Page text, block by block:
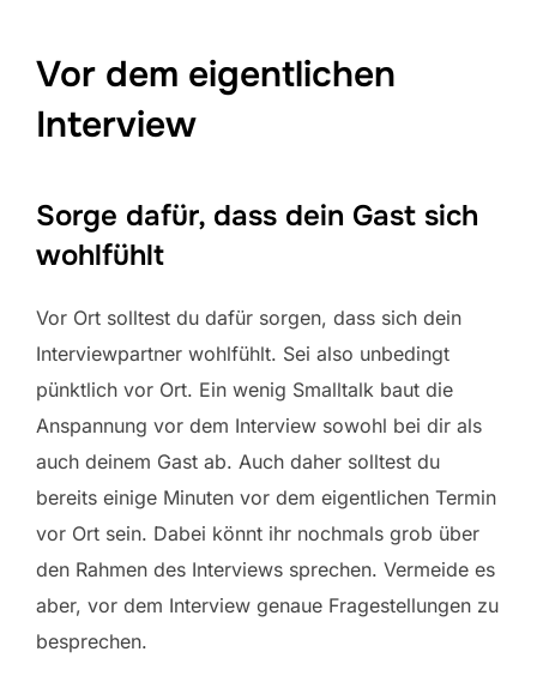
Vor dem eigentlichen
Interview
Sorge dafür, dass dein Gast sich
wohlfühlt
Vor Ort solltest du dafür sorgen, dass sich dein
Interviewpartner wohlfühlt. Sei also unbedingt
pünktlich vor Ort. Ein wenig Smalltalk baut die
Anspannung vor dem Interview sowohl bei dir als
auch deinem Gast ab. Auch daher solltest du
bereits einige Minuten vor dem eigentlichen Termin
vor Ort sein. Dabei könnt ihr nochmals grob über
den Rahmen des Interviews sprechen. Vermeide es
aber, vor dem Interview genaue Fragestellungen zu
besprechen.